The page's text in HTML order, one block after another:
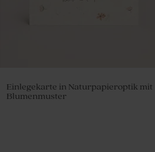
Einlegekarte in Naturpapieroptik mit
Blumenmuster